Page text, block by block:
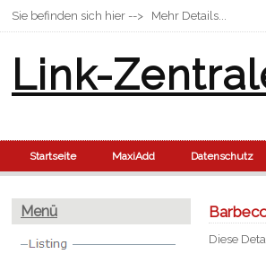
Sie befinden sich hier --> Mehr Details...
Link-
Startseite MaxiAdd Datenschutz
Menü
Diese